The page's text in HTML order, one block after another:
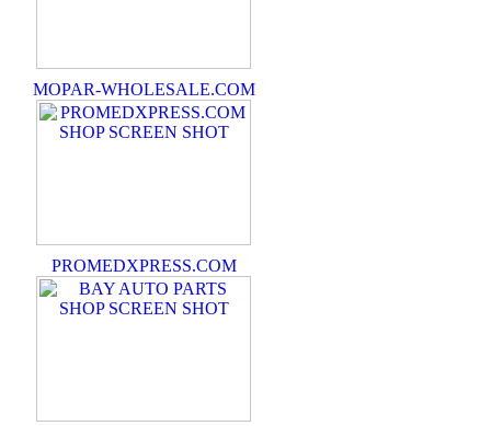
MOPAR-WHOLESALE.COM
PROMEDXPRESS.COM